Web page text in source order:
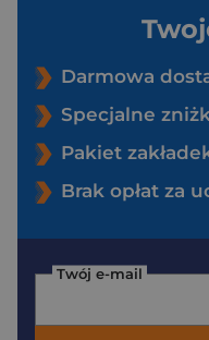
Darmowa
Specjalne
Pakiet
Brak opłat za
Twój e-mail